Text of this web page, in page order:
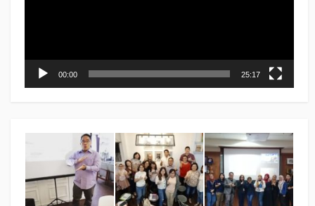
00:00 25:17